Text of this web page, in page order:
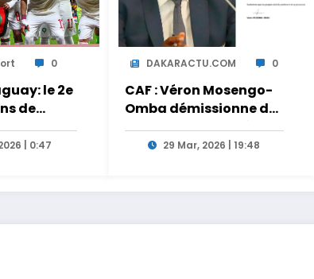
0
le 2e
de
sur
| 0:47
DAKARACTU.COM 0
CAF : Véron Mosengo-
Omba démissionne de
son poste de Secrétaire
Général29 Mar, 2026 | 19:48